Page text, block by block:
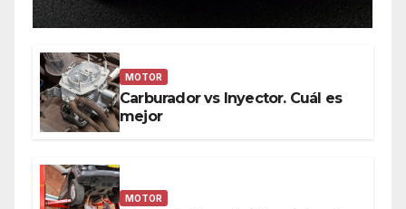
MOTOR
Carburador vs Inyector. Cuál es
mejor
MOTOR